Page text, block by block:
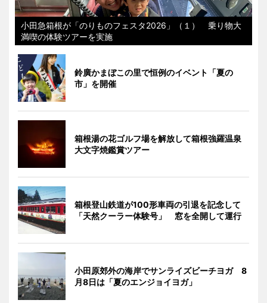
小田急箱根が「のりものフェスタ2026」（１） 乗り物大
満喫の体験ツアーを実施
鈴廣かまぼこの里で恒例のイベント「夏の
市」を開催
箱根湯の花ゴルフ場を解放して箱根強羅温泉
大文字焼鑑賞ツアー
箱根登山鉄道が100形車両の引退を記念して
「天然クーラー体験号」 窓を全開して運行
小田原郊外の海岸でサンライズビーチヨガ 8
月8日は「夏のエンジョイヨガ」